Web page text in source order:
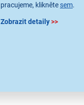
pracujeme, klikněte sem.
Zobrazit detaily>>